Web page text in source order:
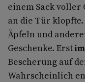
einem Sack voller
an die Tür
Äpfeln und
Geschenke. Erst
Bescherung auf
Wahrscheinlich